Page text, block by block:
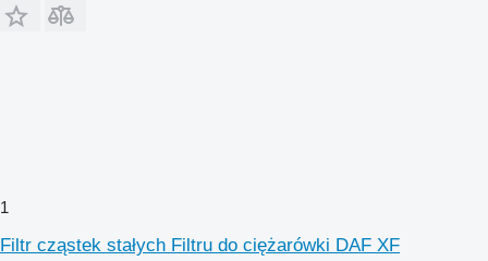
1
Filtr cząstek stałych Filtru do ciężarówki DAF XF